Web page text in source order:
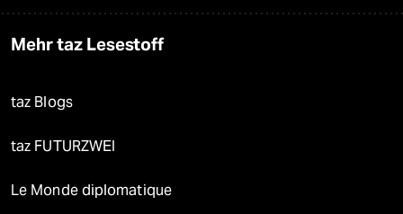
Mehr taz Lesestoff
taz Blogs
taz FUTURZWEI
Le Monde diplomatique